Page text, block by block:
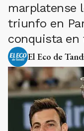
marplatense
triunfo en
conquista en
El Eco de